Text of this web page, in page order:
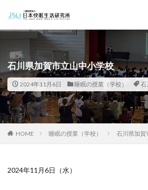
石川県加賀市立山中小学校
2024年11月6日 睡眠の授業（学校） 石
HOME 睡眠の授業（学校） 石川県加賀
2024年11月6日（水）
カテゴリー
タグ
北海道 青森県 秋田県 茨
千葉県
東京都 富山県 石
長野県
滋賀県 京都府 島